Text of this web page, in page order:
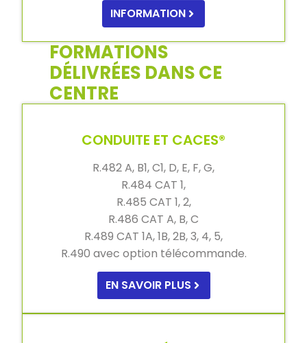
INFORMATION
FORMATIONS
DÉLIVRÉES DANS CE
CENTRE
CONDUITE ET CACES®
R.482 A, B1, C1, D, E, F, G,
R.484 CAT 1,
R.485 CAT 1, 2,
R.486 CAT A, B, C
R.489 CAT 1A, 1B, 2B, 3, 4, 5,
R.490 avec option télécommande.
EN SAVOIR PLUS